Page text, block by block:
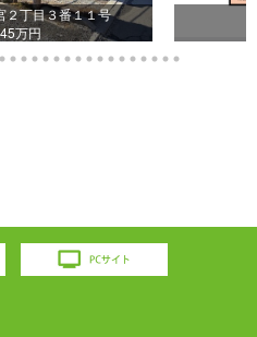
２丁目３番１１号
万円